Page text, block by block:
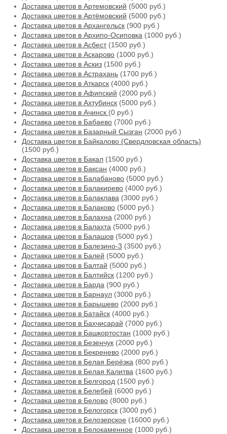
Доставка цветов в Артемовский (5000 руб.)
Доставка цветов в Артёмовский (5000 руб.)
Доставка цветов в Архангельск (900 руб.)
Доставка цветов в Архипо-Осиповка (1000 руб.)
Доставка цветов в Асбест(1500 руб.)
Доставка цветов в Аскарово (1000 руб.)
Доставка цветов в Аскиз (1500 руб.)
Доставка цветов в Астрахань (1700 руб.)
Доставка цветов в Аткарск (4000 руб.)
Доставка цветов в Афипский (2000 руб.)
Доставка цветов в Ахтубинск (5000 руб.)
Доставка цветов в Ачинск (0 руб.)
Доставка цветов в Бабаево (7000 руб.)
Доставка цветов в Базарный Сызган (2000 руб.)
Доставка цветов в Байкалово (Свердловская область)
(1500 руб.)
Доставка цветов в Бакал (1500 руб.)
Доставка цветов в Баксан (4000 руб.)
Доставка цветов в Балабаново (5000 руб.)
Доставка цветов в Балакирево (4000 руб.)
Доставка цветов в Балаклава (3000 руб.)
Доставка цветов в Балаково (5000 руб.)
Доставка цветов в Балахна (2000 руб.)
Доставка цветов в Балахта (5000 руб.)
Доставка цветов в Балашов (5000 руб.)
Доставка цветов в Балезино-3 (3500 руб.)
Доставка цветов в Балей (5000 руб.)
Доставка цветов в Балтай (5000 руб.)
Доставка цветов в Балтийск (1200 руб.)
Доставка цветов в Барда (900 руб.)
Доставка цветов в Барнаул (3000 руб.)
Доставка цветов в Барышево (2000 руб.)
Доставка цветов в Батайск (4000 руб.)
Доставка цветов в Бахчисарай (7000 руб.)
Доставка цветов в Башкортостан (1000 руб.)
Доставка цветов в Безенчук (2000 руб.)
Доставка цветов в Бекренево (2000 руб.)
Доставка цветов в Белая Берёзка (800 руб.)
Доставка цветов в Белая Калитва (1600 руб.)
Доставка цветов в Белгород (1500 руб.)
Доставка цветов в Белебей (6000 руб.)
Доставка цветов в Белово (8000 руб.)
Доставка цветов в Белогорск (3000 руб.)
Доставка цветов в Белозерское (16000 руб.)
Доставка цветов в Белокаменное (1000 руб.)